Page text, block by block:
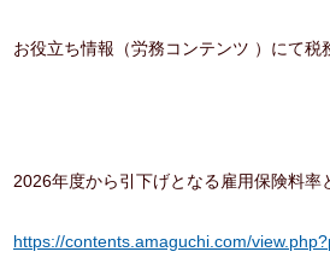
お役立ち情報（労務コンテンツ ）にて税
2026年度から引下げとなる雇用保険料率
https://contents.amaguchi.com/